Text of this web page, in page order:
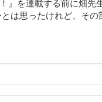
』を連載する前に畑先
は思ったけれど、その